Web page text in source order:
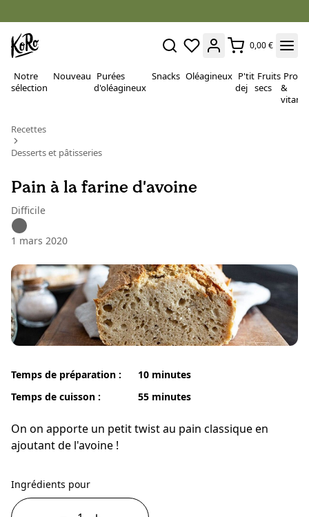
0,00 €
Notre
sélection
Nouveau Purées
d'oléagineux
Snacks Oléagineux P'tit
dej
Fruits
secs
&
Recettes
Desserts et pâtisseries
Pain à la farine d'avoine
Difficile
1 mars 2020
Temps de préparation :
Temps de cuisson :
10 minutes
55 minutes
On on apporte un petit twist au pain classique en
ajoutant de l'avoine !
Ingrédients pour